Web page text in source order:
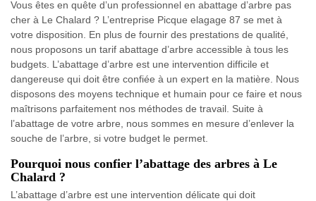
Vous êtes en quête d’un professionnel en abattage d’arbre pas
cher à Le Chalard ? L’entreprise Picque elagage 87 se met à
votre disposition. En plus de fournir des prestations de qualité,
nous proposons un tarif abattage d’arbre accessible à tous les
budgets. L’abattage d’arbre est une intervention difficile et
dangereuse qui doit être confiée à un expert en la matière. Nous
disposons des moyens technique et humain pour ce faire et nous
maîtrisons parfaitement nos méthodes de travail. Suite à
l’abattage de votre arbre, nous sommes en mesure d’enlever la
souche de l’arbre, si votre budget le permet.
Pourquoi nous confier l’abattage des arbres à Le
Chalard ?
L’abattage d’arbre est une intervention délicate qui doit